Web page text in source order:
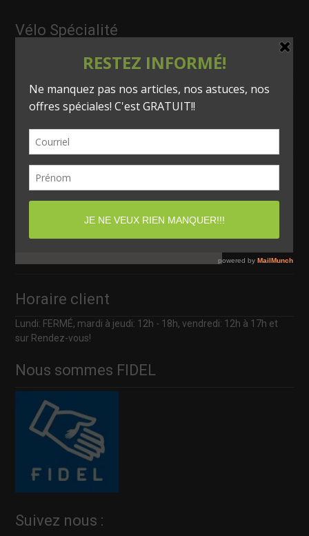
Vélo Spécialité
info@velospecialite.com
418 566-0261
120, rue St-Pierre
Matane (Québec) Canada
G4W 2B5
Horaire client
Lundi: FERMÉ, mardi à jeudi: 12h - 18h, vendredi: 12h à 17h et
sur Rendez-vous!
Nous sommes FIDEL
Suivez nous :